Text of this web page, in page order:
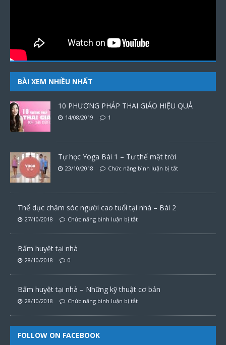
BÀI XEM NHIỀU NHẤT
10 PHƯƠNG PHÁP THAI GIÁO HIỆU QUẢ
14/08/2019 1
Tự học Yoga Bài 1 – Tư thế mặt trời
23/10/2018 Chức năng bình luận bị tắt
Thể dục chăm sóc người cao tuổi tại nhà – Bài 2
27/10/2018 Chức năng bình luận bị tắt
Bấm huyệt tại nhà
28/10/2018 0
Bấm huyệt tại nhà – Những kỹ thuật cơ bản
28/10/2018 Chức năng bình luận bị tắt
FOLLOW ON FACEBOOK